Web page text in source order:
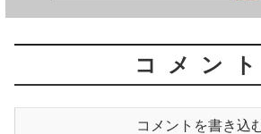
コメント
コメントを書き込